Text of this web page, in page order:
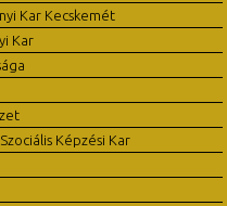
Kar Kecskemét
Kar
Képzési Kar